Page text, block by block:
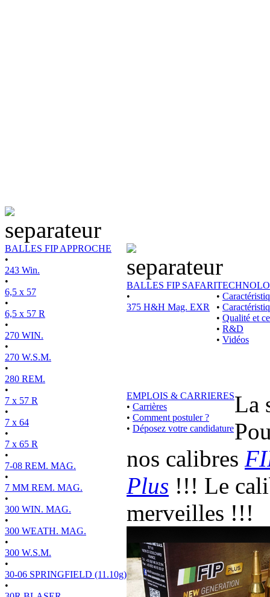
BALLES FIP APPROCHE
•
243 Win.
•
6,5 x 57
•
6,5 x 57 R
•
270 WIN.
•
270 W.S.M.
•
280 REM.
•
7 x 57 R
•
7 x 64
•
7 x 65 R
•
7-08 REM. MAG.
•
7 MM REM. MAG.
•
300 WIN. MAG.
•
300 WEATH. MAG.
•
300 W.S.M.
•
30-06 SPRINGFIELD (11.10g)
•
BALLES FIP SAFARI
•
375 H&H Mag. EXR
•
•
• Qualité et
• R&D
• Vidéos
EMPLOIS & CARRIERES
• Carrières
• Comment postuler ?
• Déposez votre candidature
La
nos calibres
Plus !!! Le
merveilles !!!